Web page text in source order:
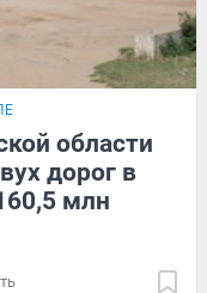
области
дорог в
млн